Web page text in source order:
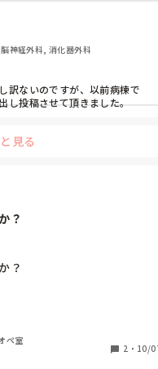
ので、症状が落ち着けば復
感じたり、職場に着くと普
低め)とは真逆のキャラ(い
う。
負担となり積み重なって、
、独身でパートの方ってい
いていたいとは思っていま
ないでしょうか。
神経外科, 消化器外科
訳ないのですが、以前病棟で
し投稿させて頂きました。
輩が適応障害の診断で休職し
アの病棟での復帰でした。
いうことはないと思います。
やすい働き方が見つかるこ
見る
？
？
、少し前に職員が減っちゃ
ペ室
2 ・ 10/